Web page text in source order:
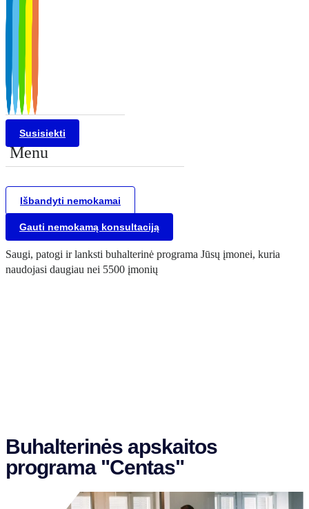
Susisiekti
Menu
Išbandyti nemokamai
Gauti nemokamą konsultaciją
Saugi, patogi ir lanksti buhalterinė programa Jūsų įmonei, kuria
naudojasi daugiau nei 5500 įmonių
Buhalterinės apskaitos
programa "Centas"